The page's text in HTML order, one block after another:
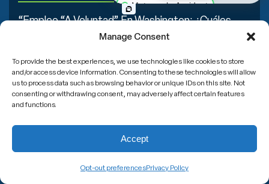
Manage Consent
To provide the best experiences, we use technologies like cookies to store
and/or access device information. Consenting to these technologies will allow
us to process data such as browsing behavior or unique IDs on this site. Not
consenting or withdrawing consent, may adversely affect certain features
and functions.
Accept
Opt-out preferencesPrivacy Policy
“Empleo “a Voluntad” En Washington: ¿Cuáles
Son Tus Derechos?”
Motorcycle Accident
Slip & Fall
Medical Malpractice
Other Injuries